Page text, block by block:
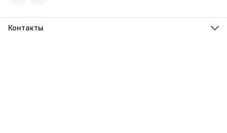
Контакты